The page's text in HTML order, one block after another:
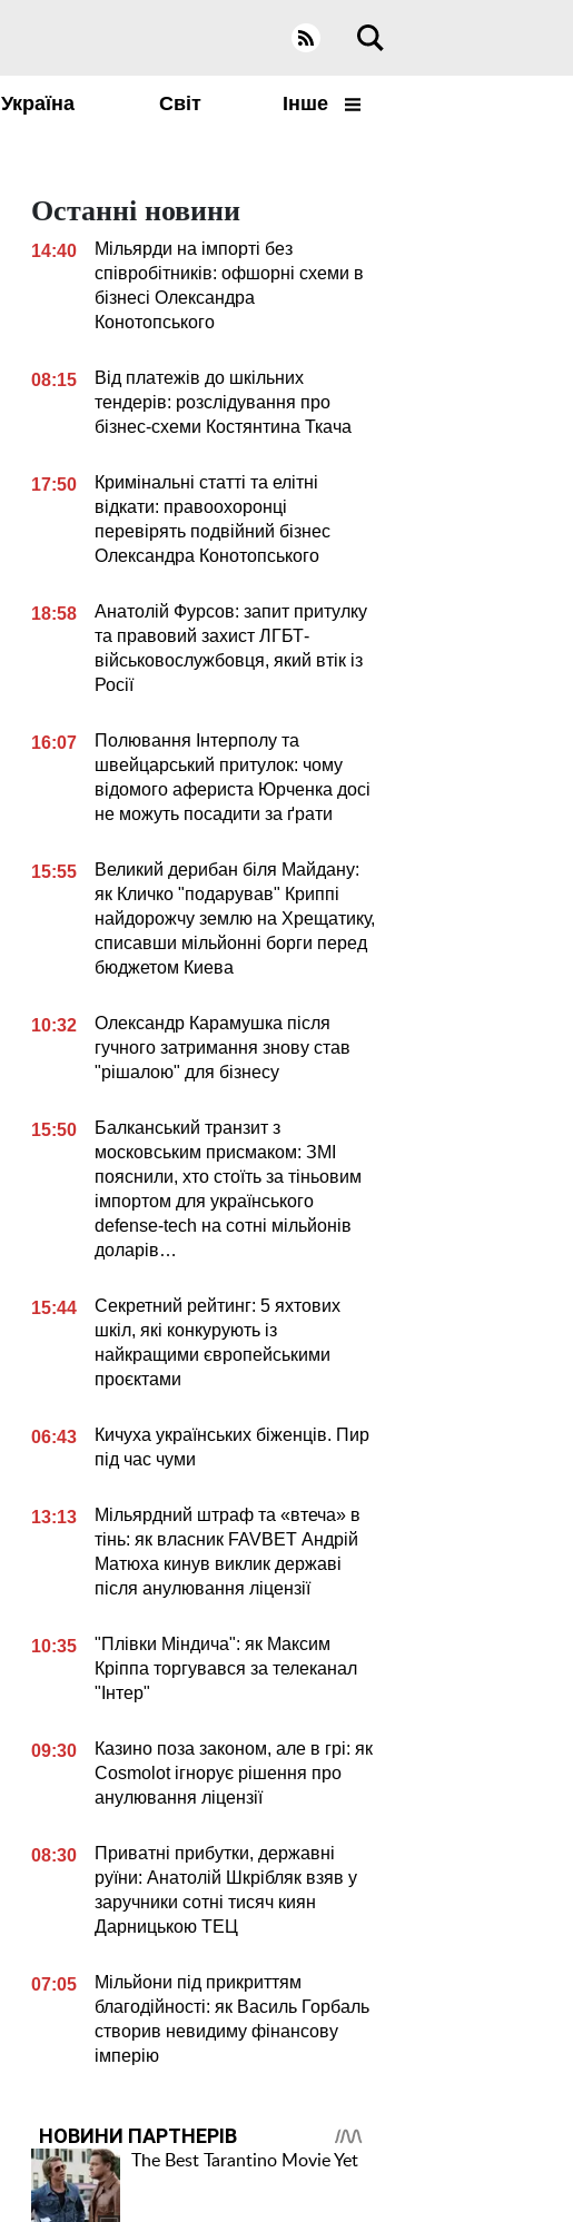
Україна Світ Інше
Останні новини
14:40
Мільярди на імпорті без
співробітників: офшорні схеми в
бізнесі Олександра
Конотопського
08:15
Від платежів до шкільних
тендерів: розслідування про
бізнес-схеми Костянтина Ткача
17:50
Кримінальні статті та елітні
відкати: правоохоронці
перевірять подвійний бізнес
Олександра Конотопського
18:58
Анатолій Фурсов: запит притулку
та правовий захист ЛГБТ-
військовослужбовця, який втік із
Росії
16:07
Полювання Інтерполу та
швейцарський притулок: чому
відомого афериста Юрченка досі
не можуть посадити за ґрати
15:55
Великий дерибан біля Майдану:
як Кличко "подарував" Криппі
найдорожчу землю на Хрещатику,
списавши мільйонні борги перед
бюджетом Киева
10:32
Олександр Карамушка після
гучного затримання знову став
"рішалою" для бізнесу
15:50
Балканський транзит з
московським присмаком: ЗМІ
пояснили, хто стоїть за тіньовим
імпортом для українського
defense-tech на сотні мільйонів
доларів…
15:44
Секретний рейтинг: 5 яхтових
шкіл, які конкурують із
найкращими європейськими
проєктами
06:43
Кичуха українських біженців. Пир
під час чуми
13:13
Мільярдний штраф та «втеча» в
тінь: як власник FAVBET Андрій
Матюха кинув виклик державі
після анулювання ліцензії
10:35
"Плівки Міндича": як Максим
Кріппа торгувався за телеканал
"Інтер"
09:30
Казино поза законом, але в грі: як
Cosmolot ігнорує рішення про
анулювання ліцензії
08:30
Приватні прибутки, державні
руїни: Анатолій Шкрібляк взяв у
заручники сотні тисяч киян
Дарницькою ТЕЦ
07:05
Мільйони під прикриттям
благодійності: як Василь Горбаль
створив невидиму фінансову
імперію